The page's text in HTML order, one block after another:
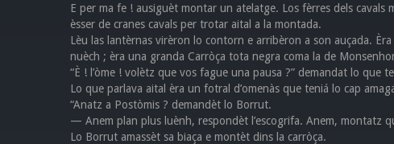
E per ma fe ! ausiguèt montar un atelatge. Los fèrres dels
èsser de cranes cavals per trotar aital a la montada.
Lèu las lantèrnas virèron lo contorn e arribèron a son auçada.
nuèch ; èra una granda Carròça tota negra coma la de Monsenhor
“È ! l’òme ! volètz que vos fague una pausa ?” demandat lo que
Lo que parlava aital èra un fotral d’omenàs que teniá lo cap
“Anatz a Postòmis ? demandèt lo Borrut.
— Anem plan plus luènh, respondèt l’escogrifa. Anem, montatz
Lo Borrut amassèt sa biaça e montèt dins la carròça.